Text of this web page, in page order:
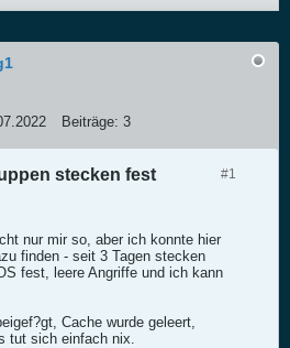
Beiträge: 3
#1
stecken fest
nur mir so, aber ich konnte hier
finden - seit 3 Tagen stecken
fest, leere Angriffe und ich kann
Cache wurde geleert,
tut sich einfach nix.